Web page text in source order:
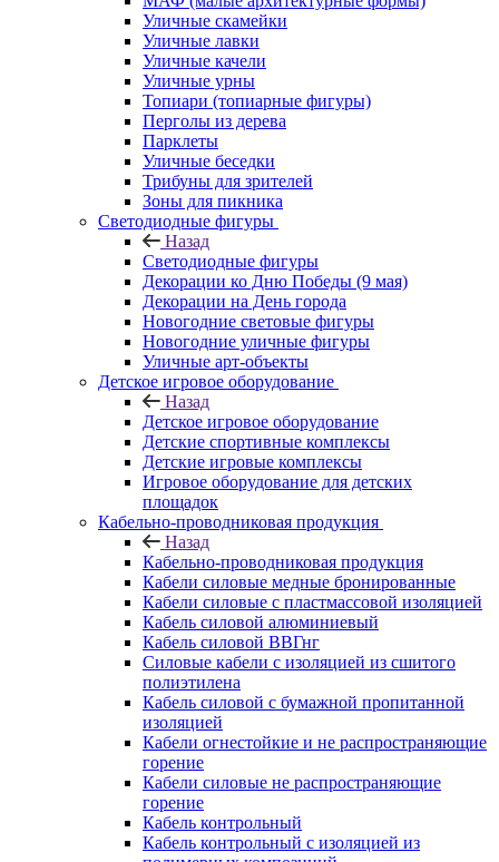
Уличные скамейки
Уличные лавки
Уличные качели
Уличные урны
Топиари (топиарные фигуры)
Перголы из дерева
Парклеты
Уличные беседки
Трибуны для зрителей
Зоны для пикника
Светодиодные фигуры
Назад
Светодиодные фигуры
Декорации ко Дню Победы (9 мая)
Декорации на День города
Новогодние световые фигуры
Новогодние уличные фигуры
Уличные арт-объекты
Детское игровое оборудование
Назад
Детское игровое оборудование
Детские спортивные комплексы
Детские игровые комплексы
Игровое оборудование для детских
площадок
Кабельно-проводниковая продукция
Назад
Кабельно-проводниковая продукция
Кабели силовые медные бронированные
Кабели силовые с пластмассовой изоляцией
Кабель силовой алюминиевый
Кабель силовой ВВГнг
Силовые кабели с изоляцией из сшитого
полиэтилена
Кабель силовой с бумажной пропитанной
изоляцией
Кабели огнестойкие и не распространяющие
горение
Кабели силовые не распространяющие
горение
Кабель контрольный
Кабель контрольный с изоляцией из